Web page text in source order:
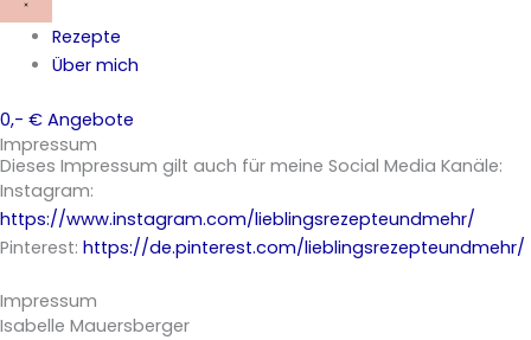
Rezepte
Über mich
0,- € Angebote
Impressum
Dieses Impressum gilt auch für meine Social Media Kanäle:
Instagram:
https://www.instagram.com/lieblingsrezepteundmehr/
Pinterest: https://de.pinterest.com/lieblingsrezepteundmehr/
Impressum
Isabelle Mauersberger